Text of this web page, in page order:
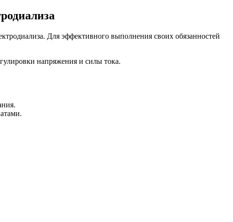
Для эффективного выполнения своих обязанностей
напряжения и силы тока.